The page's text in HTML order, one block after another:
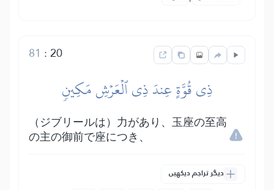
20
:
81
ذِي قُوَّةٍ عِندَ ذِي ٱلۡعَرۡشِ مَكِينٖ
（ジブリールは）力があり、玉座の至高
の主の御前で座につき、
دیگر تراجم دیکھیں